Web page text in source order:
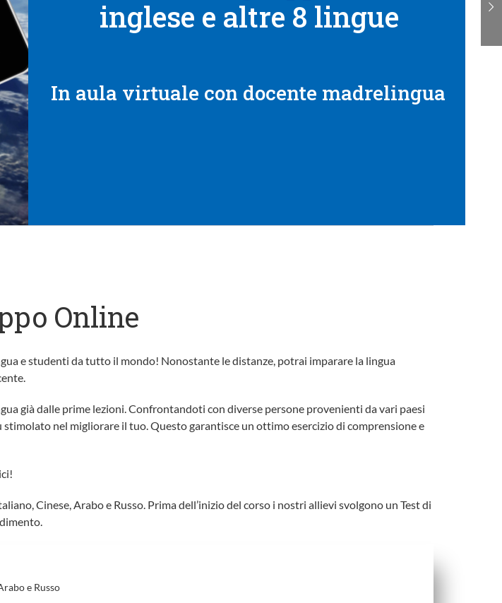
Online
e studenti da tutto il mondo! Nonostante le distanze, potrai imparare la lingua
già dalle prime lezioni. Confrontandoti con diverse persone provenienti da vari paesi
nel migliorare il tuo. Questo garantisce un ottimo esercizio di comprensione e
Cinese, Arabo e Russo. Prima dell’inizio del corso i nostri allievi svolgono un Test di
e Russo